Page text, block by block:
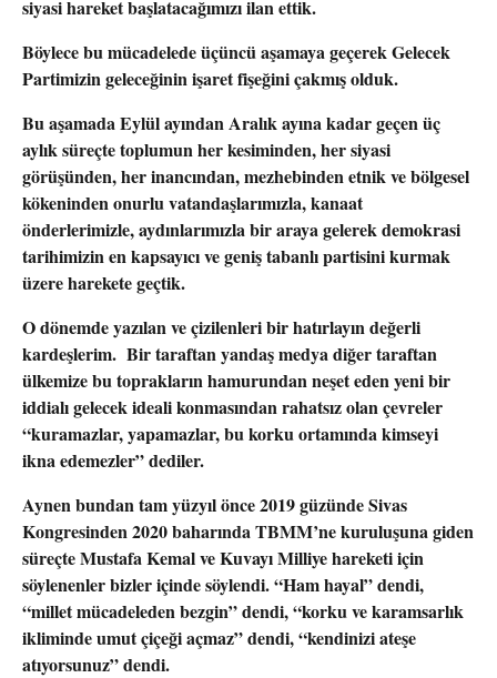
siyasi hareket başlatacağımızı ilan ettik.
Böylece bu mücadelede üçüncü aşamaya geçerek Gelecek
Partimizin geleceğinin işaret fişeğini çakmış olduk.
Bu aşamada Eylül ayından Aralık ayına kadar geçen üç
aylık süreçte toplumun her kesiminden, her siyasi
görüşünden, her inancından, mezhebinden etnik ve bölgesel
kökeninden onurlu vatandaşlarımızla, kanaat
önderlerimizle, aydınlarımızla bir araya gelerek demokrasi
tarihimizin en kapsayıcı ve geniş tabanlı partisini kurmak
üzere harekete geçtik.
O dönemde yazılan ve çizilenleri bir hatırlayın değerli
kardeşlerim. Bir taraftan yandaş medya diğer taraftan
ülkemize bu toprakların hamurundan neşet eden yeni bir
iddialı gelecek ideali konmasından rahatsız olan çevreler
“kuramazlar, yapamazlar, bu korku ortamında kimseyi
ikna edemezler” dediler.
Aynen bundan tam yüzyıl önce 2019 güzünde Sivas
Kongresinden 2020 baharında TBMM’ne kuruluşuna giden
süreçte Mustafa Kemal ve Kuvayı Milliye hareketi için
söylenenler bizler içinde söylendi. “Ham hayal” dendi,
“millet mücadeleden bezgin” dendi, “korku ve karamsarlık
ikliminde umut çiçeği açmaz” dendi, “kendinizi ateşe
atıyorsunuz” dendi.